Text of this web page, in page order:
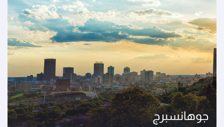
جوهانسبرج